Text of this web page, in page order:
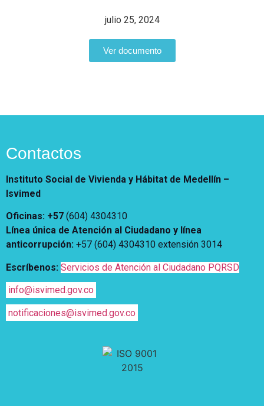
Vivienda un proyecto
Acompañamiento Social
¿Qué es el ISVIMED?
fuente
Contraste
Centro de relevo
Más Información sobre Accesibilidad
julio 25, 2024
Ver documento
Contactos
Instituto Social de Vivienda y Hábitat de Medellín –
Isvimed
Oficinas: +57 (604) 4304310
Línea única de Atención al Ciudadano y línea
anticorrupción: +57 (604) 4304310 extensión 3014
Escríbenos: Servicios de Atención al Ciudadano PQRSD
info@isvimed.gov.co
notificaciones@isvimed.gov.co